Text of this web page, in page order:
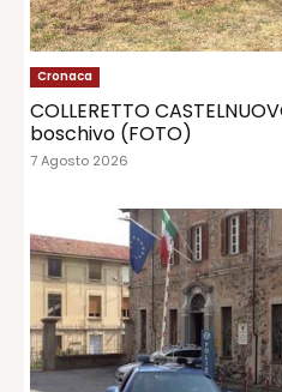
Cronaca
COLLERETTO
boschivo (FOTO)
7 Agosto 2026